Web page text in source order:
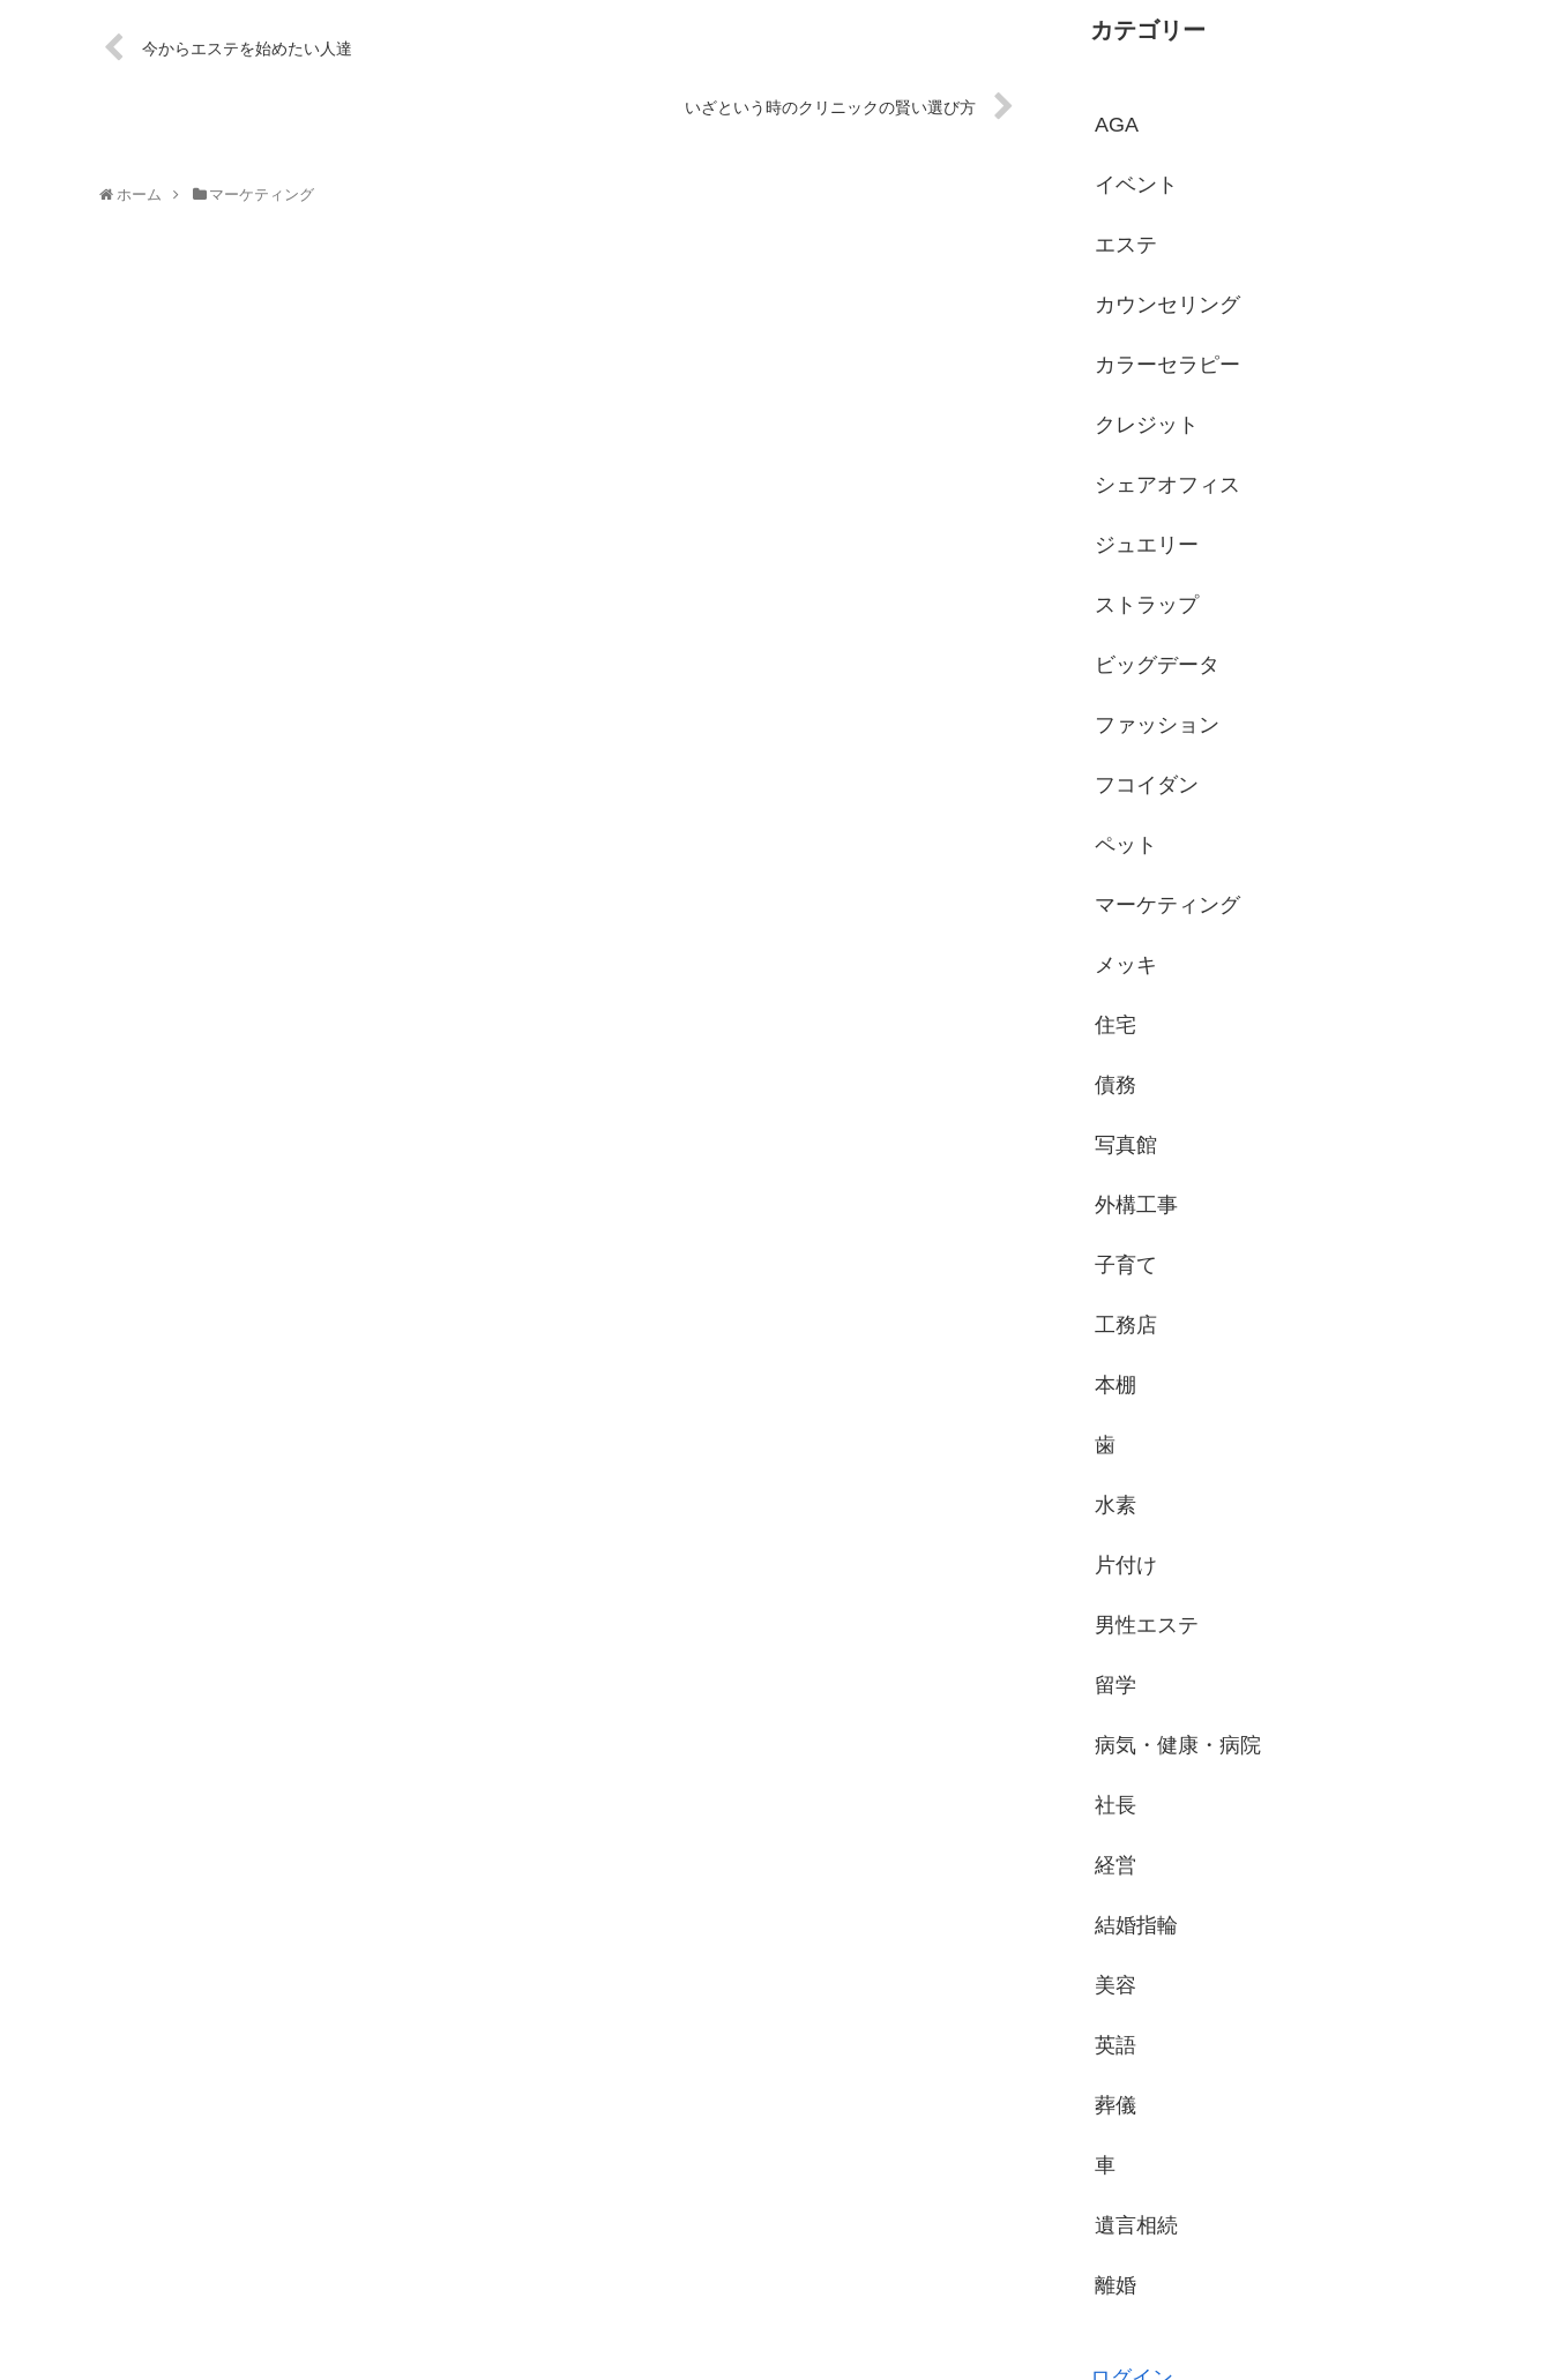
今からエステを始めたい人達
いざという時のクリニックの賢い選び方
ホーム マーケティング
カテゴリー
AGA
イベント
エステ
カウンセリング
カラーセラピー
クレジット
シェアオフィス
ジュエリー
ストラップ
ビッグデータ
ファッション
フコイダン
ペット
マーケティング
メッキ
住宅
債務
写真館
外構工事
子育て
工務店
本棚
歯
水素
片付け
男性エステ
留学
病気・健康・病院
社長
経営
結婚指輪
美容
英語
葬儀
車
遺言相続
離婚